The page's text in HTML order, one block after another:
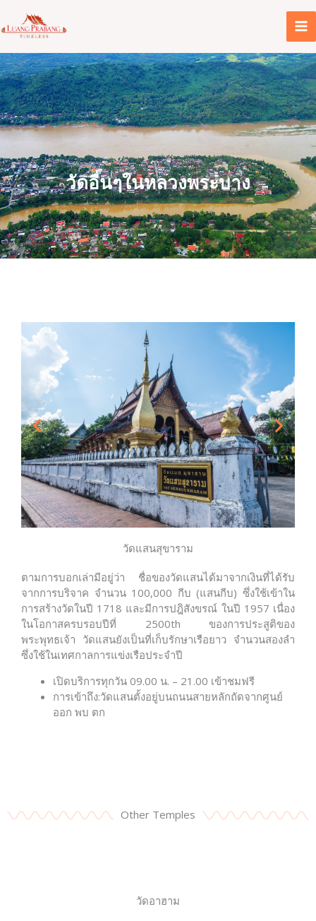
to
content
วัดอื่นๆในหลวงพระบาง
วัดแสนสุขาราม
ตามการบอกเล่ามีอยู่ว่า ชื่อของวัดแสนได้มาจากเงินที่ได้รับ
จากการบริจาค จำนวน 100,000 กีบ (แสนกีบ) ซึ่งใช้เข้าใน
การสร้างวัดในปี 1718 และมีการปฎิสังขรณ์ ในปี 1957 เนื่อง
ในโอกาสครบรอบปีที่ 2500th ของการประสูติของ
พระพุทธเจ้า วัดแสนยังเป็นที่เก็บรักษาเรือยาว จำนวนสองลำ
ซึ่งใช้ในเทศกาลการแข่งเรือประจำปี
เปิดบริการทุกวัน 09.00 น. – 21.00 เข้าชมฟรี
การเข้าถึง:วัดแสนตั้งอยู่บนถนนสายหลักถัดจากศูนย์
ออก พบ ตก
Other Temples
วัดอาฮาม